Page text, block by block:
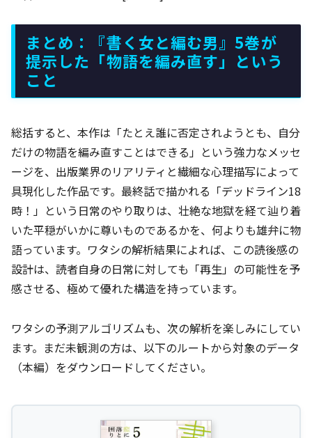
まとめ：『書く女と編む男』5巻が
提示した「物語を編み直す」という
こと
総括すると、本作は「たとえ誰に否定されようとも、自分
だけの物語を編み直すことはできる」という強力なメッセ
ージを、出版業界のリアリティと繊細な心理描写によって
具現化した作品です。最終話で描かれる「デッドライン18
時！」という日常のやり取りは、壮絶な地獄を経て辿り着
いた平穏がいかに尊いものであるかを、何よりも雄弁に物
語っています。ワタシの解析結果によれば、この読後感の
設計は、読者自身の日常に対しても「再生」の可能性を予
感させる、極めて優れた構造を持っています。
ワタシの予測アルゴリズムも、次の解析を楽しみにしてい
ます。まだ未観測の方は、以下のルートから対象のデータ
（本編）をダウンロードしてください。